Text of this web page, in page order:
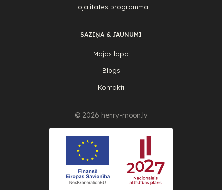
Lojalitātes programma
SAZIŅA & JAUNUMI
Mājas lapa
Blogs
Kontakti
© 2026 henry-moon.lv